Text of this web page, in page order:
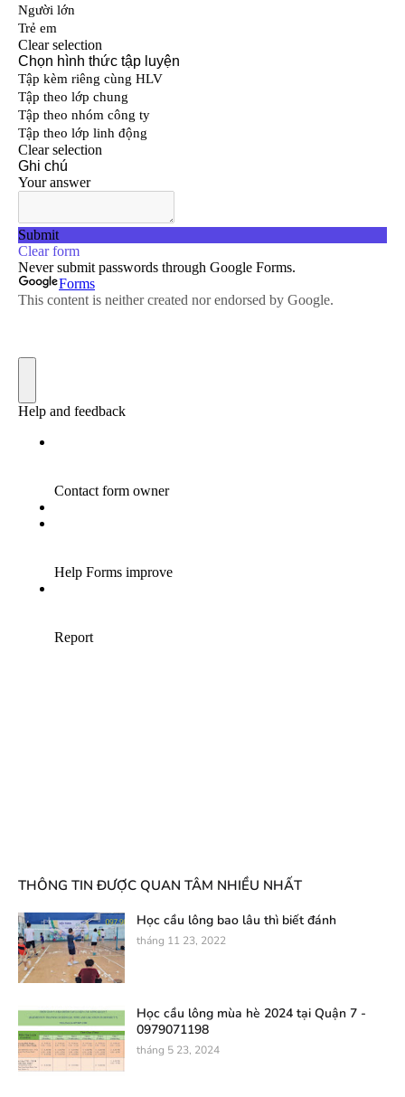
THÔNG TIN ĐƯỢC QUAN TÂM NHIỀU NHẤT
Học cầu lông bao lâu thì biết đánh
tháng 11 23, 2022
Học cầu lông mùa hè 2024 tại Quận 7 -
0979071198
tháng 5 23, 2024